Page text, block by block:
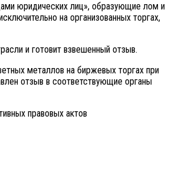
юридических лиц», образующие лом и
на организованных торгах,
и готовит взвешенный отзыв.
металлов на биржевых торгах при
отзыв в соответствующие органы
правовых актов